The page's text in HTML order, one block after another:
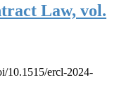
Law, vol.
10.1515/ercl-2024-